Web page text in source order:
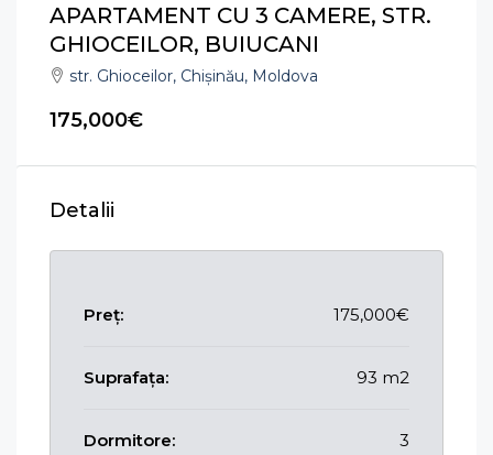
APARTAMENT CU 3 CAMERE, STR.
GHIOCEILOR, BUIUCANI
str. Ghioceilor, Chișinău, Moldova
175,000€
Detalii
Preț: 175,000€
Suprafața: 93 m2
Dormitore: 3